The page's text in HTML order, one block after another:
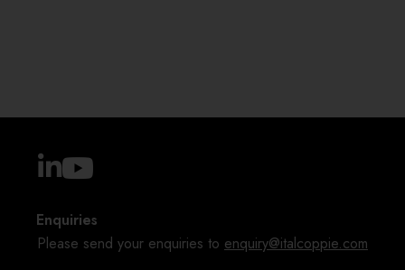
Enquiries
Please send your enquiries to enquiry@italcoppie.com